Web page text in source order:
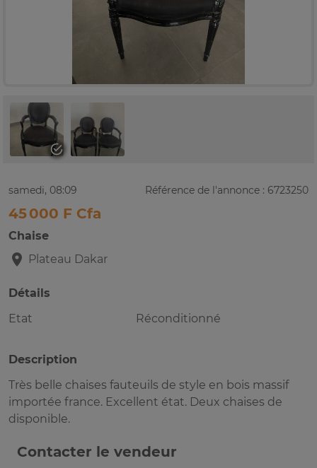
samedi, 08:09 Référence de l'annonce : 6723250
45 000 F Cfa
Chaise
Plateau Dakar
Détails
Etat
Réconditionné
Description
Très belle chaises fauteuils de style en bois massif
importée france. Excellent état. Deux chaises de
disponible.
Contacter le vendeur